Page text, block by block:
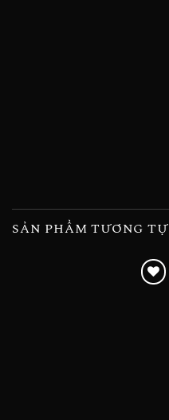
SẢN PHẨM TƯƠNG TỰ